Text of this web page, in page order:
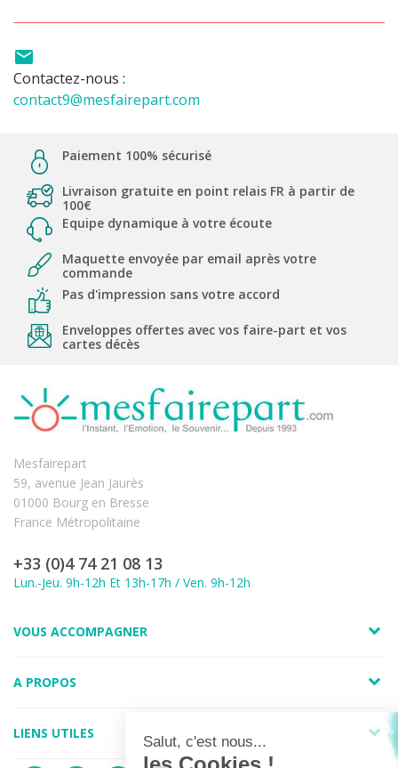

Contactez-nous :
contact9@mesfairepart.com
Paiement 100% sécurisé
Livraison gratuite en point relais FR à partir de
100€
Equipe dynamique à votre écoute
Maquette envoyée par email après votre
commande
Pas d'impression sans votre accord
Enveloppes offertes avec vos faire-part et vos
cartes décès
Mesfairepart
59, avenue Jean Jaurès
01000 Bourg en Bresse
France Métropolitaine
+33 (0)4 74 21 08 13
Lun.-Jeu. 9h-12h Et 13h-17h / Ven. 9h-12h
VOUS ACCOMPAGNER
A PROPOS
LIENS UTILES